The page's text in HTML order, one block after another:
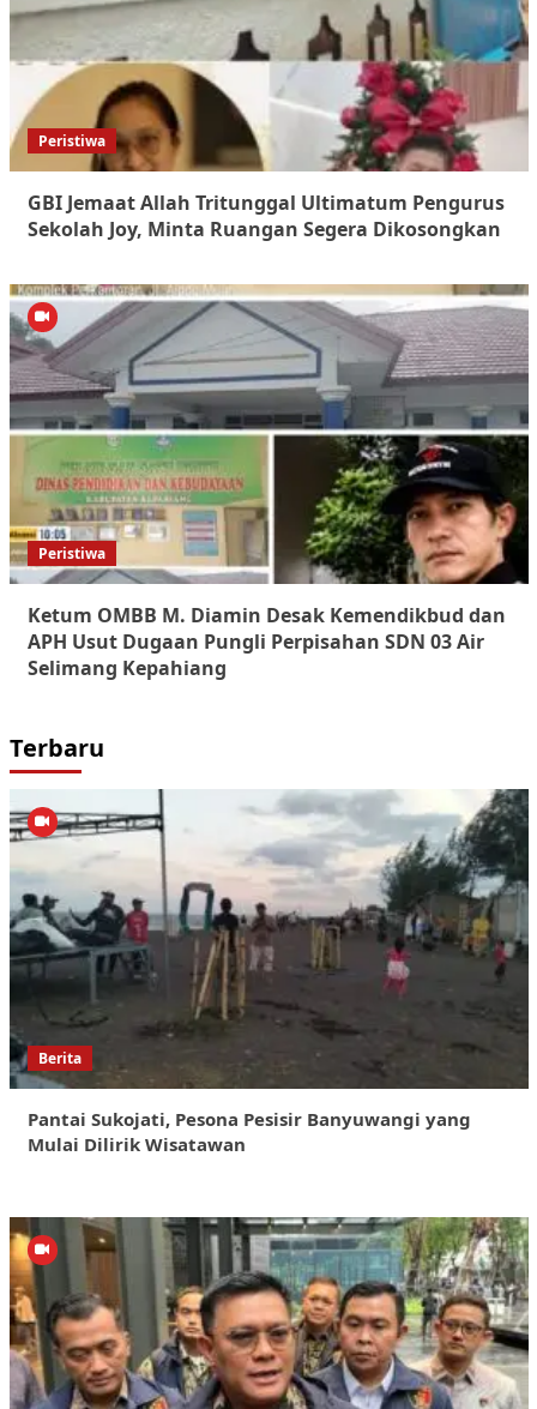
Peristiwa
GBI Jemaat Allah Tritunggal Ultimatum Pengurus
Sekolah Joy, Minta Ruangan Segera Dikosongkan
Peristiwa
Ketum OMBB M. Diamin Desak Kemendikbud dan
APH Usut Dugaan Pungli Perpisahan SDN 03 Air
Selimang Kepahiang
Terbaru
Berita
Pantai Sukojati, Pesona Pesisir Banyuwangi yang
Mulai Dilirik Wisatawan